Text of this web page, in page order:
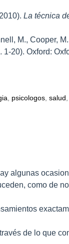
La técnica
M., Cooper,
20). Oxford:
, psicologos,salud
algunas
como de
de lo que